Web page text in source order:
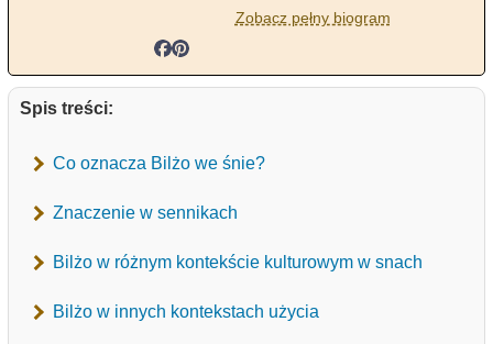
Zobacz pełny biogram
Spis treści:
Co oznacza Bilżo we śnie?
Znaczenie w sennikach
Bilżo w różnym kontekście kulturowym w snach
Bilżo w innych kontekstach użycia